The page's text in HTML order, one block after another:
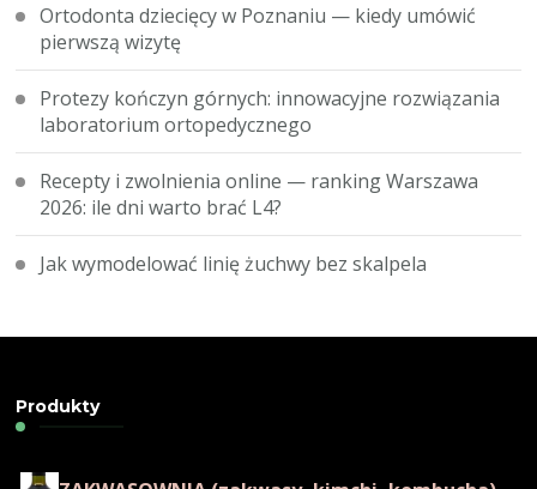
Ortodonta dziecięcy w Poznaniu — kiedy umówić
pierwszą wizytę
Protezy kończyn górnych: innowacyjne rozwiązania
laboratorium ortopedycznego
Recepty i zwolnienia online — ranking Warszawa
2026: ile dni warto brać L4?
Jak wymodelować linię żuchwy bez skalpela
Produkty